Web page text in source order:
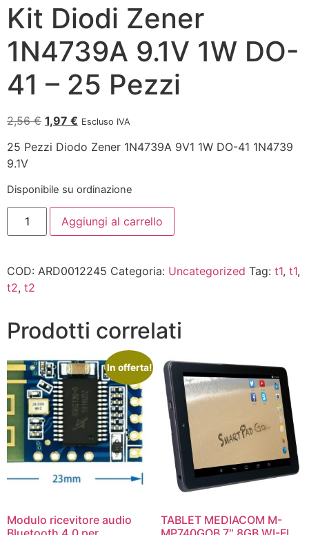
Kit Diodi Zener
1N4739A 9.1V 1W DO-
41 – 25 Pezzi
2,56€ 1,97 € Escluso IVA
25 Pezzi Diodo Zener 1N4739A 9V1 1W DO-41 1N4739
9.1V
Disponibile su ordinazione
Aggiungi al carrello
COD: ARD0012245 Categoria: Uncategorized Tag: t1, t1,
t2, t2
Prodotti correlati
In offerta!
Modulo ricevitore audio
TABLET MEDIACOM M-